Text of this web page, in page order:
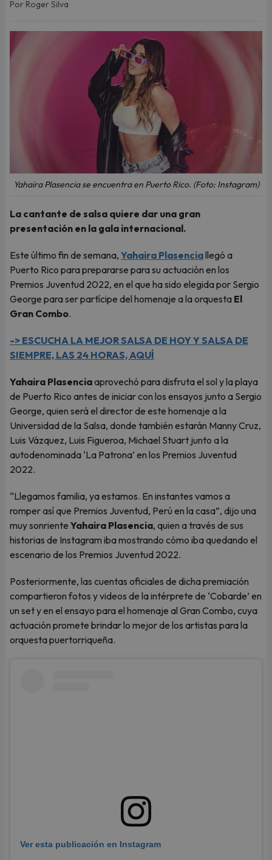
Por Roger Silva
Yahaira Plasencia se encuentra en Puerto Rico. (Foto: Instagram)
La cantante de salsa quiere dar una gran
presentación en la gala internacional.
Este último fin de semana, Yahaira Plasenciallegó a
Puerto Rico para prepararse para su actuación en los
Premios Juventud 2022, en el que ha sido elegida por Sergio
George para ser partícipe del homenaje a la orquesta El
Gran Combo.
-> ESCUCHA LA MEJOR SALSA DE HOY Y SALSA DE
SIEMPRE, LAS 24 HORAS, AQUÍ
Yahaira Plasenciaaprovechó para disfruta el sol y la playa
de Puerto Rico antes de iniciar con los ensayos junto a Sergio
George, quien será el director de este homenaje a la
Universidad de la Salsa, donde también estarán Manny Cruz,
Luis Vázquez, Luis Figueroa, Michael Stuart junto a la
autodenominada ‘La Patrona’ en los Premios Juventud
2022.
“Llegamos familia, ya estamos. En instantes vamos a
romper así que Premios Juventud, Perú en la casa”, dijo una
muy sonriente Yahaira Plasencia, quien a través de sus
historias de Instagram iba mostrando cómo iba quedando el
escenario de los Premios Juventud 2022.
Posteriormente, las cuentas oficiales de dicha premiación
compartieron fotos y videos de la intérprete de ‘Cobarde’ en
un set y en el ensayo para el homenaje al Gran Combo, cuya
actuación promete brindar lo mejor de los artistas para la
orquesta puertorriqueña.
Ver esta publicación en Instagram